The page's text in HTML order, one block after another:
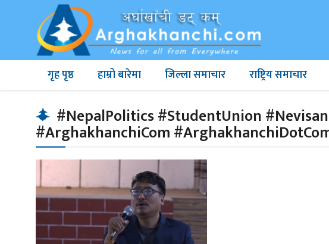
गृह पृष्ठ हाम्रो बारेमा जिल्ला समाचार राष्ट्रिय समाचार
#NepalPolitics #StudentUnion
#ArghakhanchiCom